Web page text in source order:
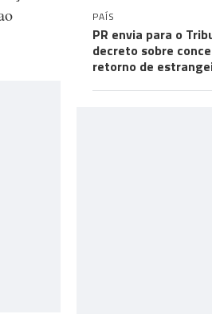
PAÍS
PR envia para o
decreto sobre
retorno de